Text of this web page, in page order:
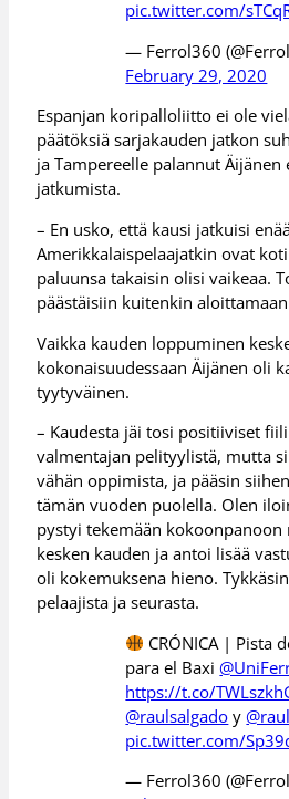
pic.twitter.com/
— Ferrol360
February 29, 2020
Espanjan koripalloliitto ei ole
päätöksiä sarjakauden jatkon
ja Tampereelle palannut Äijänen
jatkumista.
– En usko, että kausi jatkuisi
Amerikkalaispelaajatkin ovat
paluunsa takaisin olisi vaikeaa.
päästäisiin kuitenkin aloittamaan
Vaikka kauden loppuminen
kokonaisuudessaan Äijänen oli
tyytyväinen.
– Kaudesta jäi tosi positiiviset
valmentajan pelityylistä, mutta
vähän oppimista, ja pääsin
tämän vuoden puolella. Olen
pystyi tekemään
kesken kauden ja antoi lisää
oli kokemuksena hieno.
pelaajista ja seurasta.
CRÓNICA | Pista
para el Baxi
https://t.co/
@raulsalgado y
pic.twitter.com/
— Ferrol360